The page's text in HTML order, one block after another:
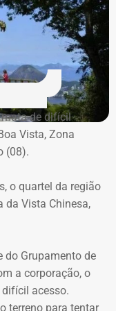
da defesa das
especializados
foram
Bombeiros, o
trecho da
pagode chinês da
fica dentro
mata de difícil
Vista, Zona
(08).
o quartel da região
da Vista Chinesa,
do Grupamento de
a corporação, o
acesso.
terreno para tentar